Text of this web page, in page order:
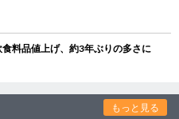
料品値上げ、約3年ぶりの多さに
もっと見る